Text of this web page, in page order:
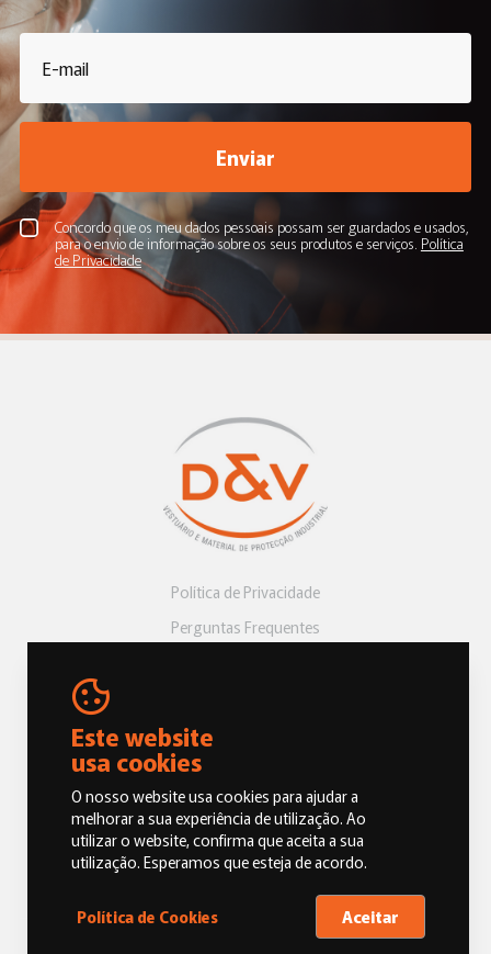
Concordo que os meu dados pessoais possam ser guardados e usados,
para o envio de informação sobre os seus produtos e serviços. Política
de Privacidade
Enviar
Política de Privacidade
Perguntas Frequentes
© 2026 Dias e Vicentes, Vestuário e Material de Proteção Industrial.
Todos os direitos reservados
Este website
usa cookies
O nosso website usa cookies para ajudar a
melhorar a sua experiência de utilização. Ao
utilizar o website, confirma que aceita a sua
utilização. Esperamos que esteja de acordo.
Política de Cookies Aceitar